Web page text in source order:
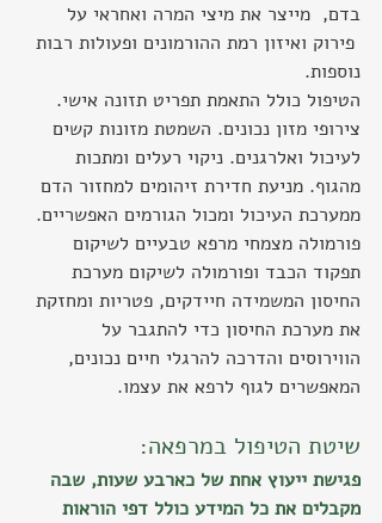
בדם,  מייצר את מיצי המרה ואחראי על
פירוק ואיזון רמת ההורמונים ופעולות רבות
נוספות.
הטיפול כולל התאמת תפריט תזונה אישי.
צירופי מזון נכונים. השמטת מזונות קשים
לעיכול ואלרגנים. ניקוי רעלים ומתכות
מהגוף. מניעת חדירת זיהומים למחזור הדם
ממערכת העיכול ומכול הגורמים האפשריים.
פורמולה מצמחי מרפא טבעיים לשיקום
תפקוד הכבד ופורמולה לשיקום מערכת
החיסון המשמידה חיידקים, פטריות ומחזקת
את מערכת החיסון כדי להתגבר על
הווירוסים והדרכה להרגלי חיים נכונים,
המאפשרים לגוף לרפא את עצמו.
שיטת הטיפול במרפאה:
פגישת ייעוץ אחת של כארבע שעות, שבה
מקבלים את כל המידע כולל דפי הוראות